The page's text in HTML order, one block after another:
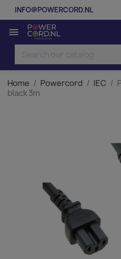
INFO@POWERCORD.NL

Home Powercord IEC
black 3m